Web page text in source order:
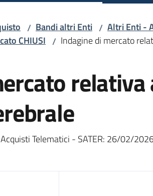
/ Bandi altri Enti / Altri Enti -
CHIUSI / Indagine di mercato
relativa
Telematici - SATER: 26/02/